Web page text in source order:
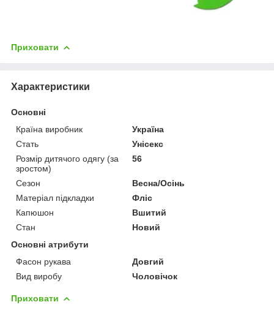
Приховати
Характеристики
Основні
Країна виробник
Україна
Стать
Унісекс
Розмір дитячого одягу (за
зростом)
56
Сезон
Весна/Осінь
Матеріал підкладки
Фліс
Капюшон
Вшитий
Стан
Новий
Основні атрибути
Фасон рукава
Довгий
Вид виробу
Чоловічок
Приховати